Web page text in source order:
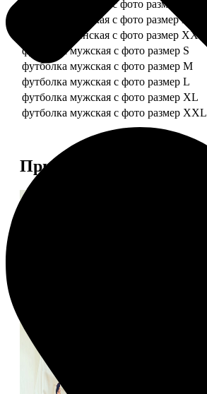
футболка женская с фото размер L
футболка женская с фото размер XL
футболка женская с фото размер XXL
футболка мужская с фото размер S
футболка мужская с фото размер M
футболка мужская с фото размер L
футболка мужская с фото размер XL
футболка мужская с фото размер XXL
Примеры работ